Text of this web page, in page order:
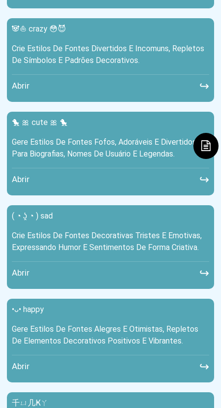
🐼⛵ crazy 😳😈
Crie Estilos De Fontes Divertidos E Incomuns, Repletos
De Símbolos E Padrões Decorativos.
Abrir ↪
🐤 🎀 cute 🎀 🐤
Gere Estilos De Fontes Fofos, Adoráveis ​​e Divertidos
Para Biografias, Nomes De Usuário E Legendas.
Abrir ↪
( ◔ ʖ̯ ◔ ) sad
Crie Estilos De Fontes Decorativas Tristes E Emotivas,
Expressando Humor E Sentimentos De Forma Criativa.
Abrir ↪
•ᴗ• happy
Gere Estilos De Fontes Alegres E Otimistas, Repletos
De Elementos Decorativos Positivos E Vibrantes.
Abrir ↪
千ㄩ几Ҝㄚ